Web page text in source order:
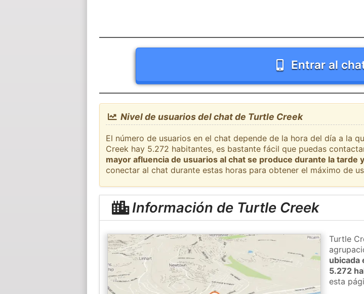
Entrar al
Nivel de usuarios del chat de Turtle Creek
El número de usuarios en el chat depende de la hora del día a la
Creek hay 5.272 habitantes, es bastante fácil que puedas
mayor afluencia de usuarios al chat se produce durante la tarde
conectar al chat durante estas horas para obtener el máximo de
Información de Turtle Creek
Turtle
ubicada
5.272
esta